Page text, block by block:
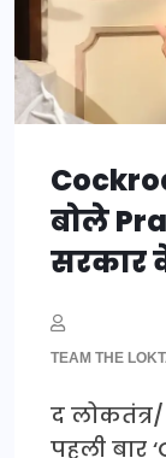
बोले
सरकार
TEAM THE
द
पहली बार